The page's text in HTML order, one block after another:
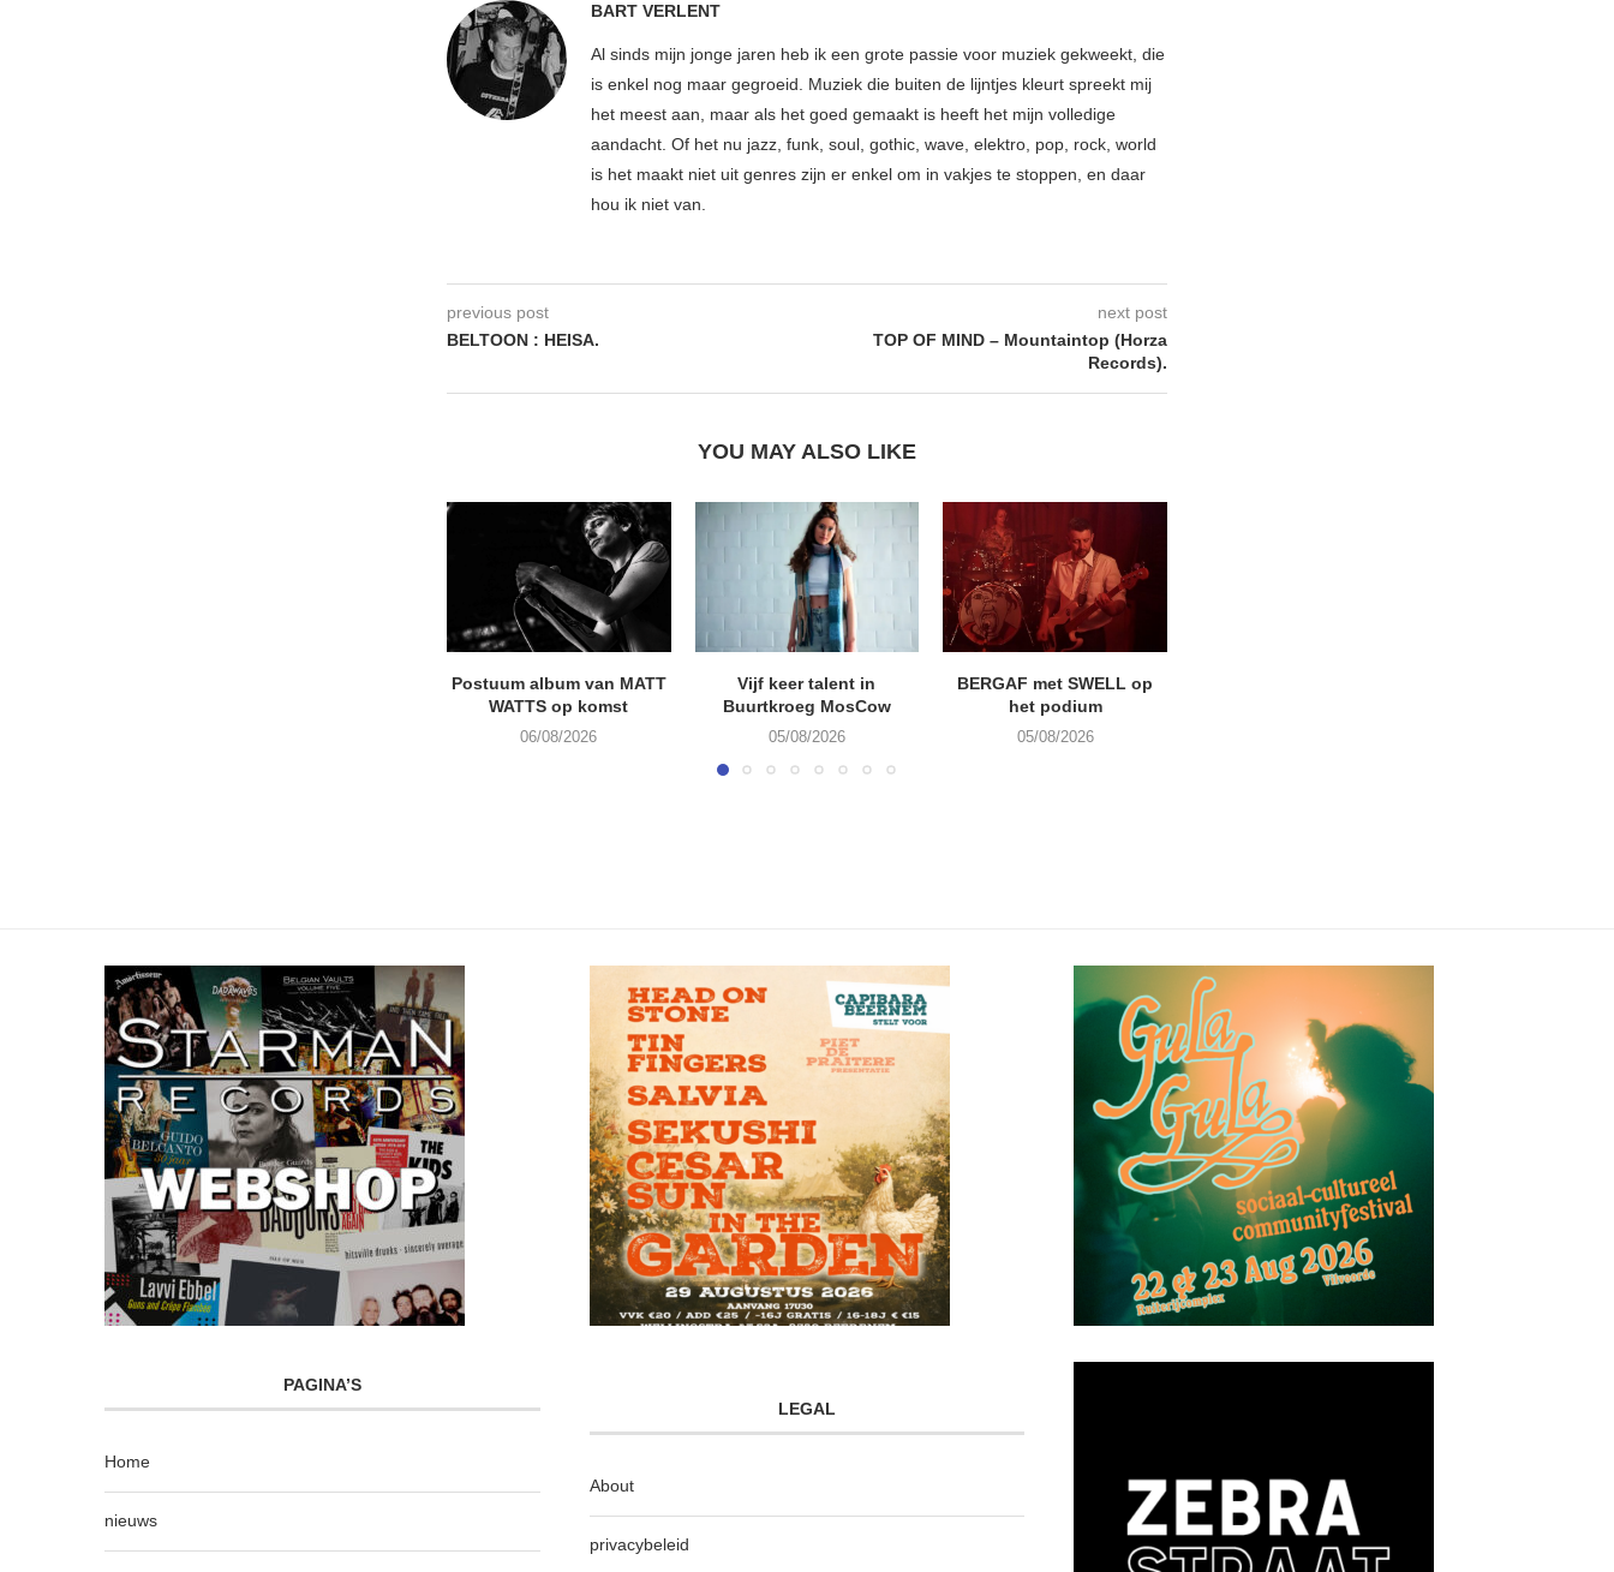
BART VERLENT
Al sinds mijn jonge jaren heb ik een grote passie voor muziek gekweekt, die
is enkel nog maar gegroeid. Muziek die buiten de lijntjes kleurt spreekt mij
het meest aan, maar als het goed gemaakt is heeft het mijn volledige
aandacht. Of het nu jazz, funk, soul, gothic, wave, elektro, pop, rock, world
is het maakt niet uit genres zijn er enkel om in vakjes te stoppen, en daar
hou ik niet van.
previous post
BELTOON : HEISA.
next post
TOP OF MIND – Mountaintop (Horza
Records).
YOU MAY ALSO LIKE
Postuum album van MATT
WATTS op komst
06/08/2026
Vijf keer talent in
Buurtkroeg MosCow
05/08/2026
BERGAF met SWELL op
het podium
05/08/2026
PAGINA’S
Home
nieuws
LEGAL
About
privacybeleid